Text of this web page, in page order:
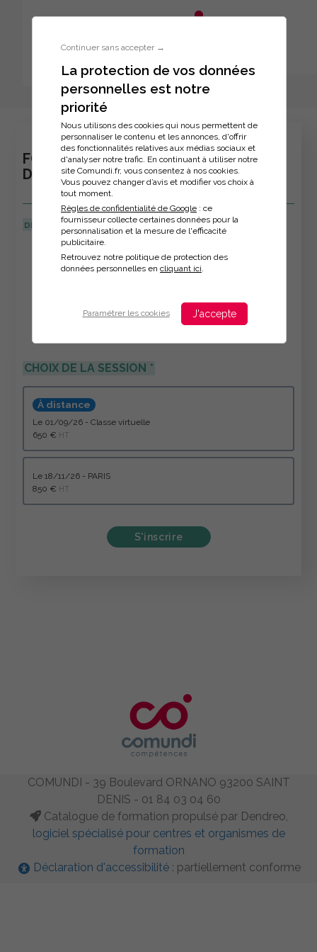
Continuer sans accepter →
La protection de vos données
personnelles est notre
priorité
Nous utilisons des cookies qui nous permettent de
personnaliser le contenu et les annonces, d'offrir
des fonctionnalités relatives aux médias sociaux et
d'analyser notre trafic. En continuant à utiliser notre
site Comundi.fr, vous consentez à nos cookies.
Vous pouvez changer d’avis et modifier vos choix à
tout moment.
Règles de confidentialité de Google : ce
fournisseur collecte certaines données pour la
personnalisation et la mesure de l'efficacité
publicitaire.
Retrouvez notre politique de protection des
données personnelles en cliquant ici
Paramétrer les cookies J'accepte
Inscription à la formation
FORMATION : LES FONDAMENTAUX DU
DIGITAL
DERNIÈRE MISE À JOUR :08/04/2026
Veuillez décrire votre situation
CHOIX DE LA SESSION
À distance
le 01/09/26 - Classe virtuelle
650 € HT
le 18/11/26 - PARIS
850 € HT
S'inscrire
COMUNDI - 39 Boulevard ORNANO 93200 SAINT
DENIS - 01 84 03 04 60
Catalogue de formation propulsé par Dendreo,
logiciel spécialisé pour centres et organismes de
formation
Déclaration d'accessibilité : partiellement conforme